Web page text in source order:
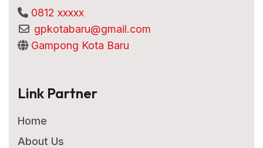
0812 xxxxx
gpkotabaru@gmail.com
Gampong Kota Baru
Link Partner
Home
About Us